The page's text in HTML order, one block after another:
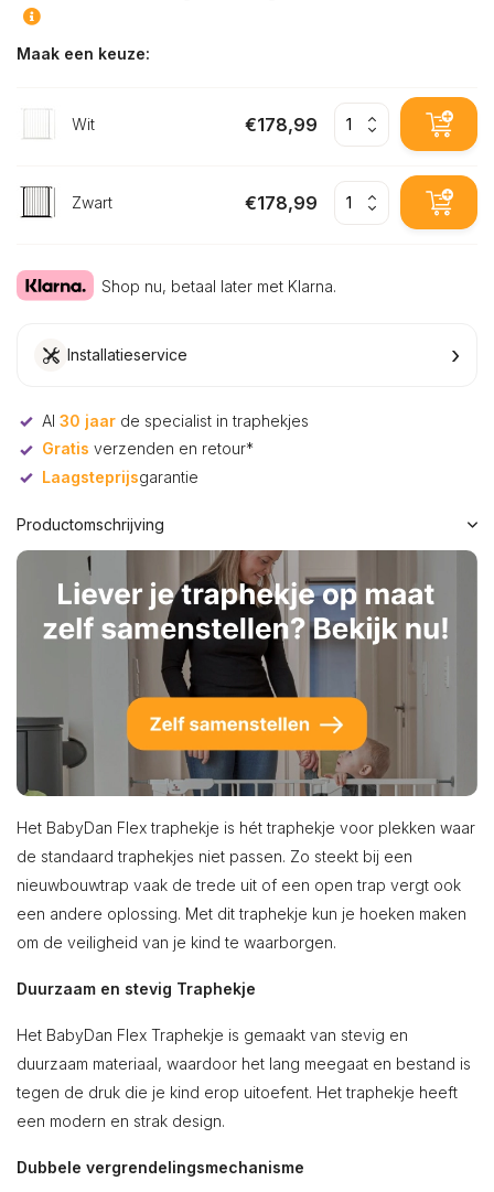
Maak een keuze:
Wit €178,99
Zwart €178,99
Shop nu, betaal later met Klarna.
Installatieservice ›
Al 30 jaar de specialist in traphekjes
Gratis verzenden en retour*
Laagsteprijsgarantie
Productomschrijving
Het BabyDan Flex traphekje is hét traphekje voor plekken waar
de standaard traphekjes niet passen. Zo steekt bij een
nieuwbouwtrap vaak de trede uit of een open trap vergt ook
een andere oplossing. Met dit traphekje kun je hoeken maken
om de veiligheid van je kind te waarborgen.
Duurzaam en stevig Traphekje
Het BabyDan Flex Traphekje is gemaakt van stevig en
duurzaam materiaal, waardoor het lang meegaat en bestand is
tegen de druk die je kind erop uitoefent. Het traphekje heeft
een modern en strak design.
Dubbele vergrendelingsmechanisme